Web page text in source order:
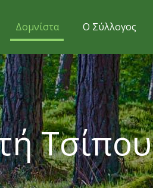
Δομνίστα Ο Σύλλογος